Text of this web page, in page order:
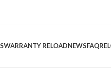
WARRANTY RELOADNEWSFAQ